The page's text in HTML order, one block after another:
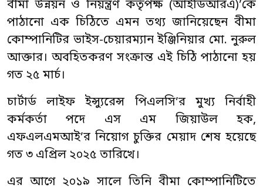
বীমা উন্নয়ন ও নিয়ন্ত্রণ কর্তৃপক্ষ (আইডিআরএ)’কে
পাঠানো এক চিঠিতে এমন তথ্য জানিয়েছেন বীমা
কোম্পানিটির ভাইস-চেয়ারম্যান ইঞ্জিনিয়ার মো. নুরুল
আক্তার। অবহিতকরণ সংক্রান্ত এই চিঠি পাঠানো হয়
গত ২৫ মার্চ।
চার্টার্ড লাইফ ইন্স্যুরেন্স পিএলসি’র মুখ্য নির্বাহী
কর্মকর্তা পদে এস এম জিয়াউল হক,
এফএলএমআই’র নিয়োগ চুক্তির মেয়াদ শেষ হয়েছে
গত ৩ এপ্রিল ২০২৫ তারিখে।
এর আগে ২০১৯ সালে তিনি বীমা কোম্পানিটিতে